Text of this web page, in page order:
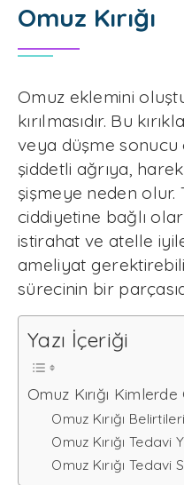
Omuz Kırığı
Omuz eklemini
kırılmasıdır. Bu
veya düşme sonucu
şiddetli ağrıya,
şişmeye neden olur.
ciddiyetine bağlı
istirahat ve atelle
ameliyat
sürecinin bir
Yazı İçeriği
Omuz Kırığı
Omuz Kırığı
Omuz Kırığı
Omuz Kırığı Tedavi